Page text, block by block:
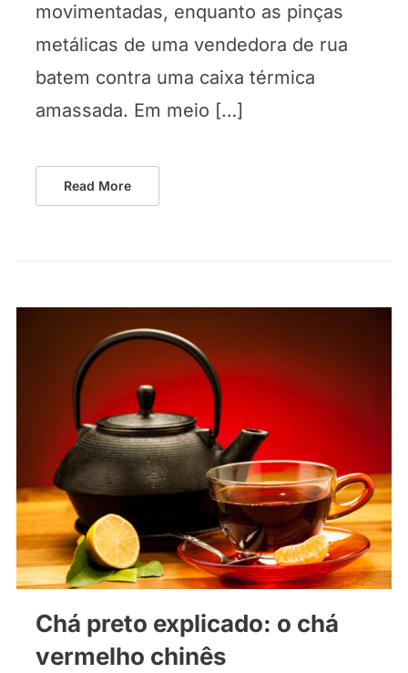
movimentadas, enquanto as pinças
metálicas de uma vendedora de rua
batem contra uma caixa térmica
amassada. Em meio […]
Read More
Chá preto explicado: o chá
vermelho chinês